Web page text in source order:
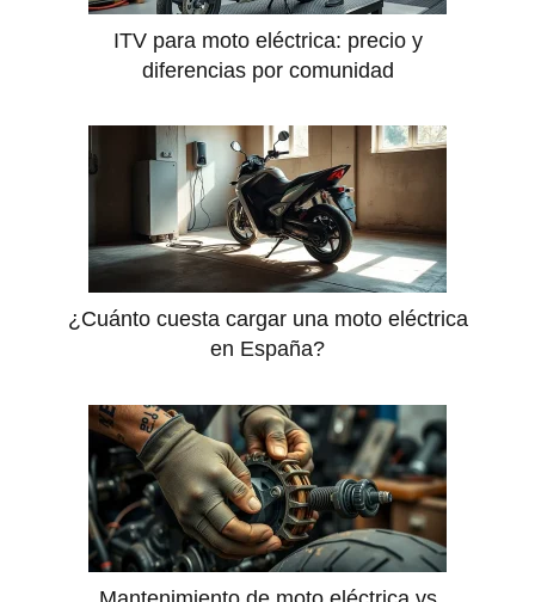
ITV para moto eléctrica: precio y
diferencias por comunidad
¿Cuánto cuesta cargar una moto eléctrica
en España?